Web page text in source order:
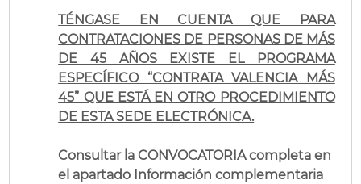
TÉNGASE EN CUENTA QUE PARA
CONTRATACIONES DE PERSONAS DE MÁS
DE 45 AÑOS EXISTE EL PROGRAMA
ESPECÍFICO “CONTRATA VALENCIA MÁS
45” QUE ESTÁ EN OTRO PROCEDIMIENTO
DE ESTA SEDE ELECTRÓNICA.
Consultar la CONVOCATORIA completa en
el apartado Información complementaria